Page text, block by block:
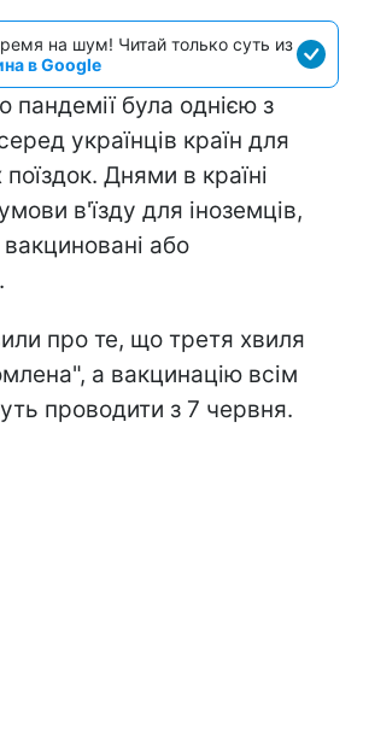
на шум! Читай только суть из
в Google
пандемії була однією з
українців країн для
Днями в країні
в'їзду для іноземців,
вакциновані або
про те, що третя хвиля
а вакцинацію всім
проводити з 7 червня.